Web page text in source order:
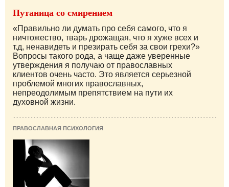
Путаница со смирением
«Правильно ли думать про себя самого, что я
ничтожество, тварь дрожащая, что я хуже всех и
т.д, ненавидеть и презирать себя за свои грехи?»
Вопросы такого рода, а чаще даже уверенные
утверждения я получаю от православных
клиентов очень часто. Это является серьезной
проблемой многих православных,
непреодолимым препятствием на пути их
духовной жизни.
ПРАВОСЛАВНАЯ ПСИХОЛОГИЯ